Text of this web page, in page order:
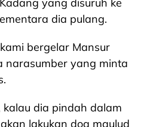
dia pulang.
bergelar Mansur
narasumber yang minta
kalau dia pindah dalam
lakukan doa maulud